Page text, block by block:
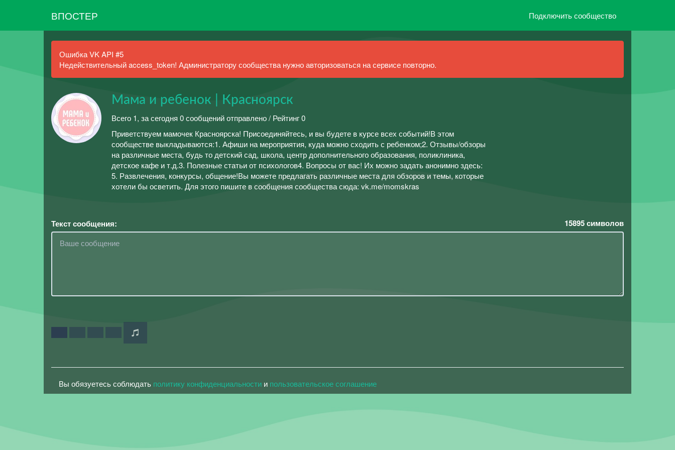
ВПОСТЕР Подключить сообщество
Ошибка VK API #5
Недействительный access_token! Администратору сообщества нужно авторизоваться на сервисе повторно.
Мама и ребенок | Красноярск
Всего 1, за сегодня 0 сообщений отправлено / Рейтинг 0
Приветствуем мамочек Красноярска! Присоединяйтесь, и вы будете в курсе всех событий!В этом
сообществе выкладываются:1. Афиши на мероприятия, куда можно сходить с ребенком;2. Отзывы/обзоры
на различные места, будь то детский сад, школа, центр дополнительного образования, поликлиника,
детское кафе и т.д.3. Полезные статьи от психологов4. Вопросы от вас! Их можно задать анонимно здесь:
5. Развлечения, конкурсы, общение!Вы можете предлагать различные места для обзоров и темы, которые
хотели бы осветить. Для этого пишите в сообщения сообщества сюда: vk.me/momskras
Текст сообщения: 15895символов
Вы обязуетесь соблюдать политику конфиденциальности и пользовательское соглашение